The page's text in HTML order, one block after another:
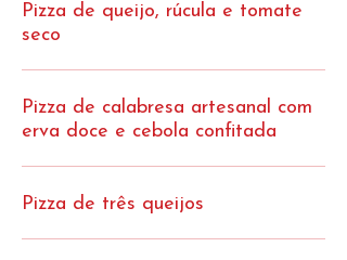
Pizza de queijo, rúcula e tomate
seco
Pizza de calabresa artesanal com
erva doce e cebola confitada
Pizza de três queijos